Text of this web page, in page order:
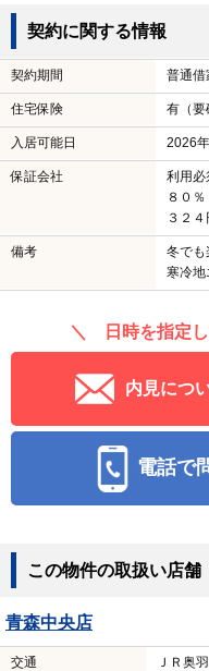
契約に関する情報
契約期間 普通借
住宅保険 有（要
入居可能日 2026
保証会社
利用必
８０
３２４
備考
冬でも
寒冷地
＼ 日時を指定
内見につ
電話で
この物件の取扱い店舗
青森中央店
交通 ＪＲ奥